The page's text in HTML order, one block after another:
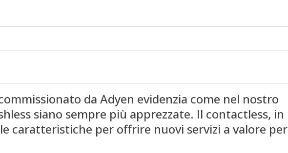
da Adyen evidenzia come nel nostro
siano sempre più apprezzate. Il contactless, in
caratteristiche per offrire nuovi servizi a valore per